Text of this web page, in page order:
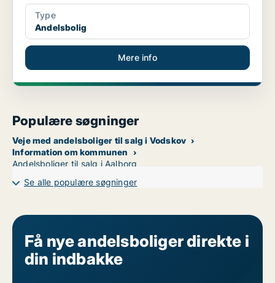
Type
Andelsbolig
Mere info
Populære søgninger
Veje med andelsboliger til salg i Vodskov
Information om kommunen
Andelsboliger til salg i Aalborg
Se alle populære søgninger
Få nye andelsboliger direkte i
din indbakke